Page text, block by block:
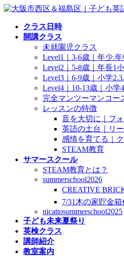
コ
ナ
クラス日時
開講クラス
未就園児クラス
Level1｜3-6歳｜年少.
Level2｜5-8歳｜年長1
Level3｜6-9歳｜小学
Level4｜10-13歳｜小学
完全マンツーマンコー
レッスンの特徴
音を大切に｜フ
英語の土台｜リ
感情を育てる｜
STEAM教育
サマースクール
STEAM教育とは？
summerschool2026
CREATIVE
7/31木の家貯金箱
nicattosummerschool2025
子ども未来夏祭り
英検クラス
講師紹介
教室案内